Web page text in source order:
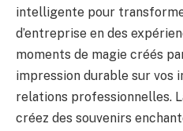
intelligente pour
d’entreprise en des
moments de magie créés
impression durable sur vos
relations professionnelles.
créez des souvenirs